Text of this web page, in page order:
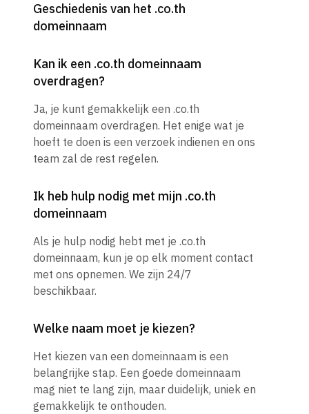
Geschiedenis van het .co.th
domeinnaam
Kan ik een .co.th domeinnaam
overdragen?
Ja, je kunt gemakkelijk een .co.th
domeinnaam overdragen. Het enige wat je
hoeft te doen is een verzoek indienen en ons
team zal de rest regelen.
Ik heb hulp nodig met mijn .co.th
domeinnaam
Als je hulp nodig hebt met je .co.th
domeinnaam, kun je op elk moment contact
met ons opnemen. We zijn 24/7
beschikbaar.
Welke naam moet je kiezen?
Het kiezen van een domeinnaam is een
belangrijke stap. Een goede domeinnaam
mag niet te lang zijn, maar duidelijk, uniek en
gemakkelijk te onthouden.